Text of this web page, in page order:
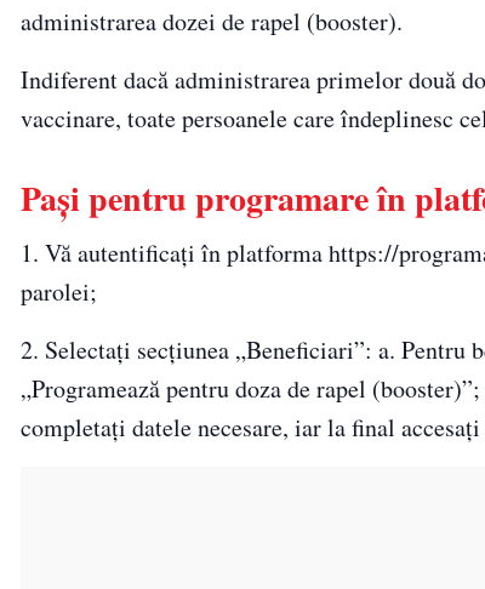
administrarea dozei de rapel (booster).
Indiferent dacă administrarea primelor două
vaccinare, toate persoanele care îndeplinesc
Pași pentru programare în
1. Vă autentificați în platforma https://
parolei;
2. Selectați secțiunea „Beneficiari”: a.
„Programează pentru doza de rapel
completați datele necesare, iar la final